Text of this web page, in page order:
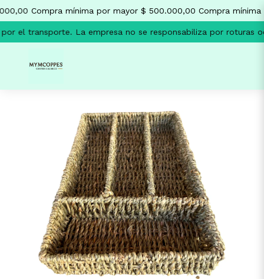
Compra mínima por mayor $ 500.000,00 Compra
el transporte. La empresa no se responsabiliza por roturas